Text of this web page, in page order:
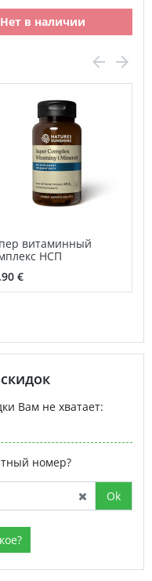
Нет в наличии
витаминный
НСП
€
Вам не хватает:
номер?
Ok